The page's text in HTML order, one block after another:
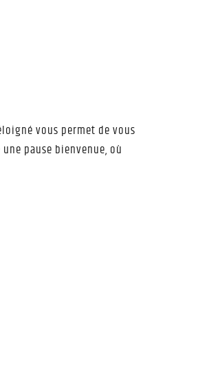
vous permet de vous
pause bienvenue, où